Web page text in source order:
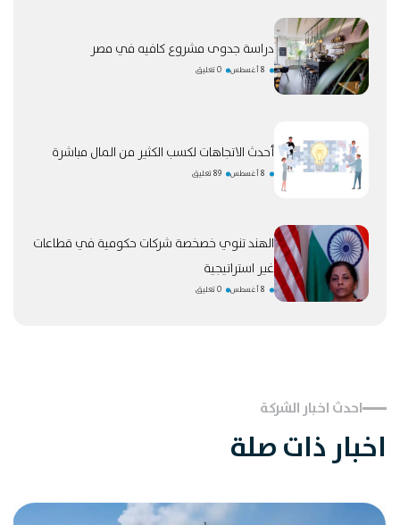
دراسة جدوى مشروع كافيه في مصر
8 أغسطس 0 تعليق
أحدث الاتجاهات لكسب الكثير من المال مباشرة
8 أغسطس 89 تعليق
الهند تنوي خصخصة شركات حكومية في قطاعات
غير استراتيجية
8 أغسطس 0 تعليق
احدث اخبار الشركة
اخبار ذات صلة